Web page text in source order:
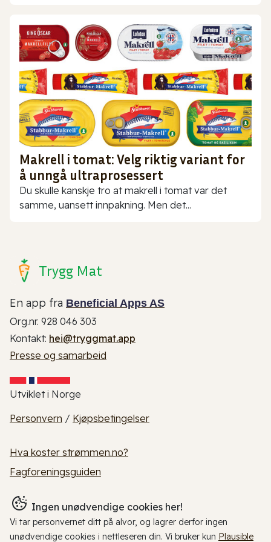
Makrell i tomat: Velg riktig variant for
å unngå ultraprosessert
Du skulle kanskje tro at makrell i tomat var det
samme, uansett innpakning. Men det...
Trygg Mat
En app fra Beneficial Apps AS
Org.nr. 928 046 303
Kontakt: hei@tryggmat.app
Presse og samarbeid
Utviklet i Norge
Personvern / Kjøpsbetingelser
Hva koster strømmen.no?
Fagforeningsguiden
Ingen unødvendige cookies her!
Vi tar personvernet ditt på alvor, og lagrer derfor ingen
unødvendige cookies i nettleseren din. Vi bruker kun Plausible